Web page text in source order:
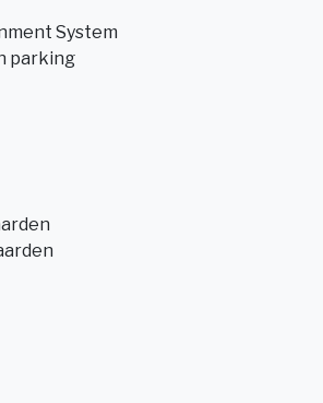
System
parking